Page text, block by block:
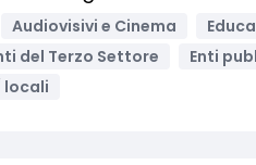
Audiovisivi e Cinema
del Terzo Settore
Enti
locali